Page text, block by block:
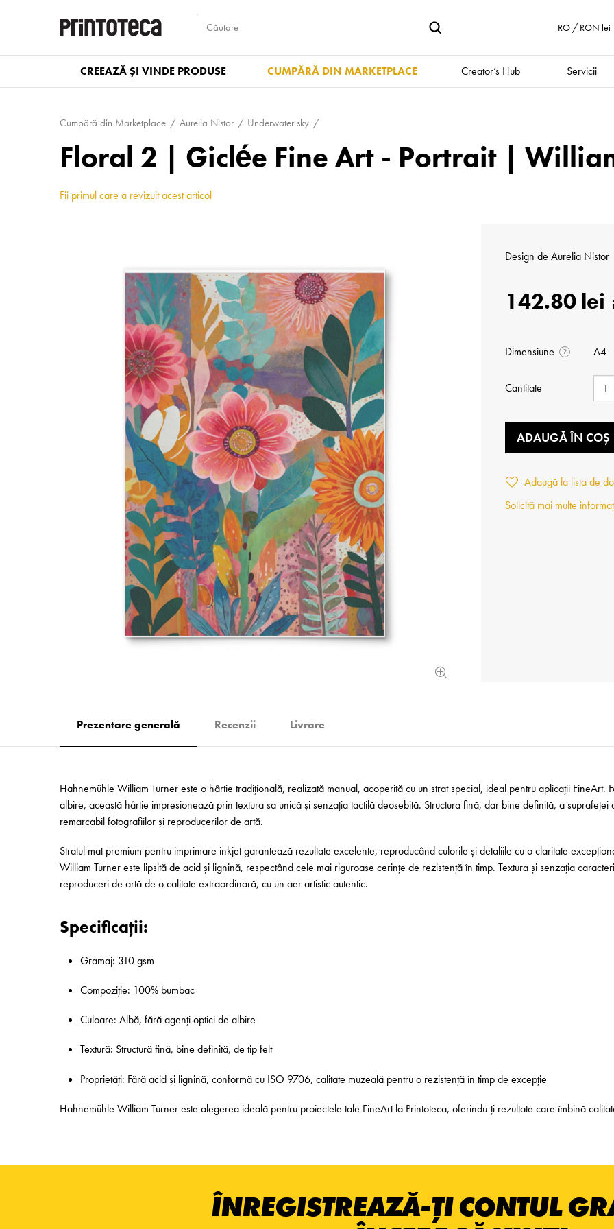
RO / RON lei
CREEAZĂ ȘI VINDE PRODUSE CUMPĂRĂ DIN MARKETPLACE Creator’s Hub Servicii
Cumpără din Marketplace Aurelia Nistor Underwater sky
Floral 2 | Giclée Fine Art - Portrait |
Fii primul care a revizuit acest articol
Design de Aurelia Nistor
142.80 lei
Dimensiune ? A4
Cantitate
ADAUGĂ ÎN COȘ
Adaugă la lista de
Solicită mai multe
Prezentare generală Recenzii Livrare
Hahnemühle William Turner este o hârtie tradițională, realizată manual, acoperită cu un strat special, ideal pentru aplicații
albire, această hârtie impresionează prin textura sa unică și senzația tactilă deosebită. Structura fină, dar bine definită, a
remarcabil fotografiilor și reproducerilor de artă.
Stratul mat premium pentru imprimare inkjet garantează rezultate excelente, reproducând culorile și detaliile cu o claritate
William Turner este lipsită de acid și lignină, respectând cele mai riguroase cerințe de rezistență în timp. Textura și senzația
reproduceri de artă de o calitate extraordinară, cu un aer artistic autentic.
Specificații:
Gramaj: 310 gsm
Compoziție: 100% bumbac
Culoare: Albă, fără agenți optici de albire
Textură: Structură fină, bine definită, de tip felt
Proprietăți: Fără acid și lignină, conformă cu ISO 9706, calitate muzeală pentru o rezistență în timp de excepție
Hahnemühle William Turner este alegerea ideală pentru proiectele tale FineArt la Printoteca, oferindu-ți rezultate care îmbină
ÎNREGISTREAZĂ-ȚI CONTUL